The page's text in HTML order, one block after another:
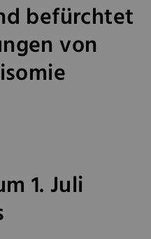
befürchtet
von
1. Juli